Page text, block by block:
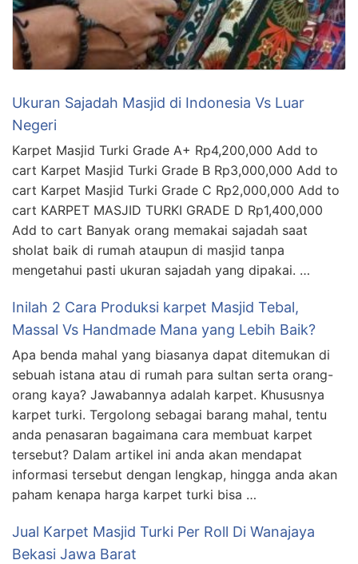
Ukuran Sajadah Masjid di Indonesia Vs Luar
Negeri
Karpet Masjid Turki Grade A+ Rp4,200,000 Add to
cart Karpet Masjid Turki Grade B Rp3,000,000 Add to
cart Karpet Masjid Turki Grade C Rp2,000,000 Add to
cart KARPET MASJID TURKI GRADE D Rp1,400,000
Add to cart Banyak orang memakai sajadah saat
sholat baik di rumah ataupun di masjid tanpa
mengetahui pasti ukuran sajadah yang dipakai. …
Inilah 2 Cara Produksi karpet Masjid Tebal,
Massal Vs Handmade Mana yang Lebih Baik?
Apa benda mahal yang biasanya dapat ditemukan di
sebuah istana atau di rumah para sultan serta orang-
orang kaya? Jawabannya adalah karpet. Khususnya
karpet turki. Tergolong sebagai barang mahal, tentu
anda penasaran bagaimana cara membuat karpet
tersebut? Dalam artikel ini anda akan mendapat
informasi tersebut dengan lengkap, hingga anda akan
paham kenapa harga karpet turki bisa …
Jual Karpet Masjid Turki Per Roll Di Wanajaya
Bekasi Jawa Barat